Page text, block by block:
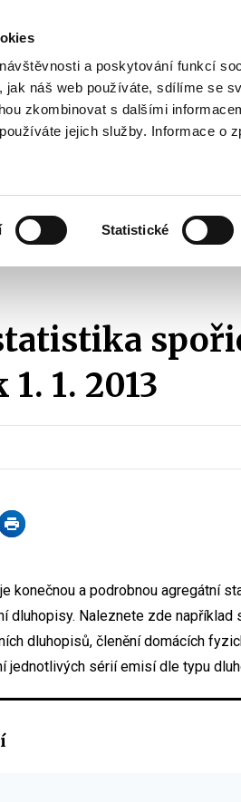
a poskytování funkcí
jak náš web používáte, sdílíme se
zkombinovat s dalšími
jejich služby. Informace o
Statistické
pro
Užitečné
1. 2013
konečnou a podrobnou agregátní
dluhopisy. Naleznete zde
dluhopisů, členění domácích
jednotlivých sérií emisí dle typu